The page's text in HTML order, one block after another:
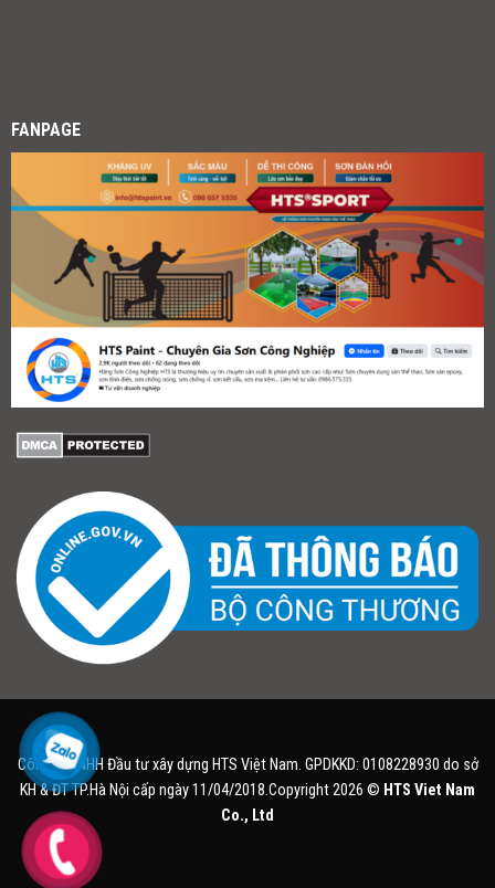
FANPAGE
Công ty TNHH Đầu tư xây dựng HTS Việt Nam. GPDKKD: 0108228930 do sở
KH & ĐT TP.Hà Nội cấp ngày 11/04/2018.Copyright 2026 © HTS Viet Nam
Co., Ltd